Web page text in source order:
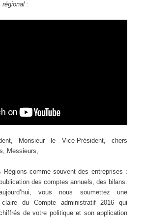
:
Monsieur le Vice-Président, chers
Messieurs,
comme souvent des entreprises :
des comptes annuels, des bilans.
vous nous soumettez une
claire du Compte administratif 2016 qui
de votre politique et son application